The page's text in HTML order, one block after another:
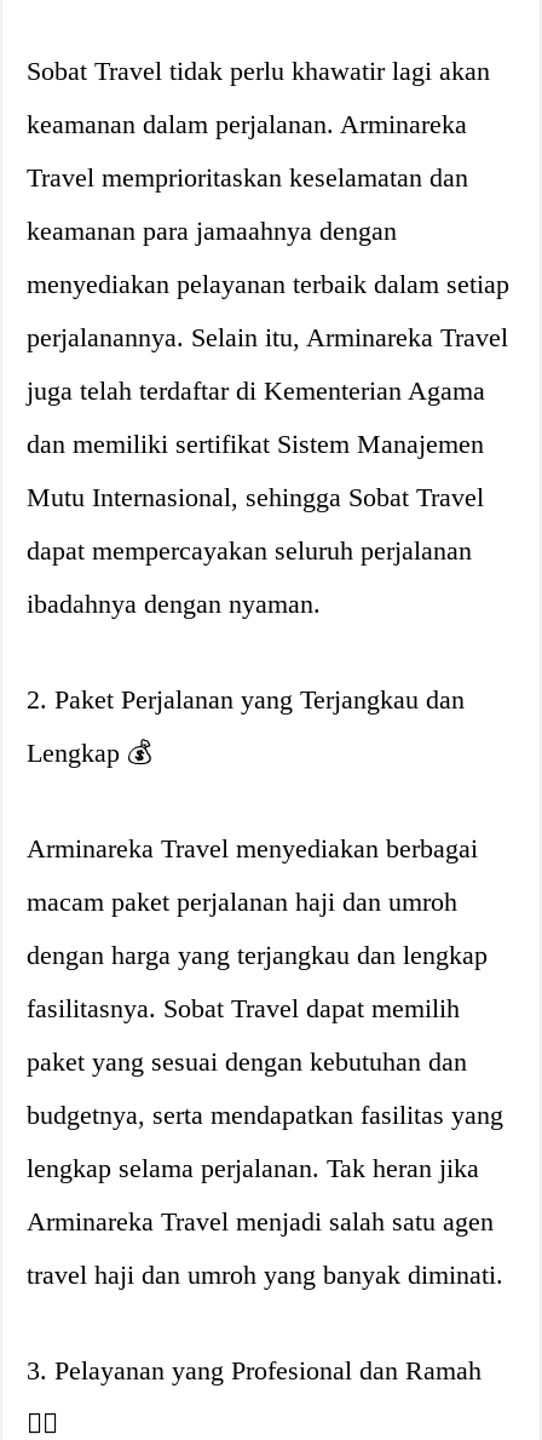
Sobat Travel tidak perlu khawatir lagi akan
keamanan dalam perjalanan. Arminareka
Travel memprioritaskan keselamatan dan
keamanan para jamaahnya dengan
menyediakan pelayanan terbaik dalam setiap
perjalanannya. Selain itu, Arminareka Travel
juga telah terdaftar di Kementerian Agama
dan memiliki sertifikat Sistem Manajemen
Mutu Internasional, sehingga Sobat Travel
dapat mempercayakan seluruh perjalanan
ibadahnya dengan nyaman.
2. Paket Perjalanan yang Terjangkau dan
Lengkap 💰
Arminareka Travel menyediakan berbagai
macam paket perjalanan haji dan umroh
dengan harga yang terjangkau dan lengkap
fasilitasnya. Sobat Travel dapat memilih
paket yang sesuai dengan kebutuhan dan
budgetnya, serta mendapatkan fasilitas yang
lengkap selama perjalanan. Tak heran jika
Arminareka Travel menjadi salah satu agen
travel haji dan umroh yang banyak diminati.
3. Pelayanan yang Profesional dan Ramah
💁‍♂️